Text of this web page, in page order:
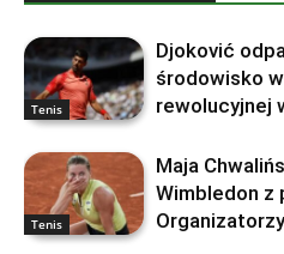
Tenis
Djoković
środowisko
rewolucyjnej
Tenis
Maja
Wimbledon z